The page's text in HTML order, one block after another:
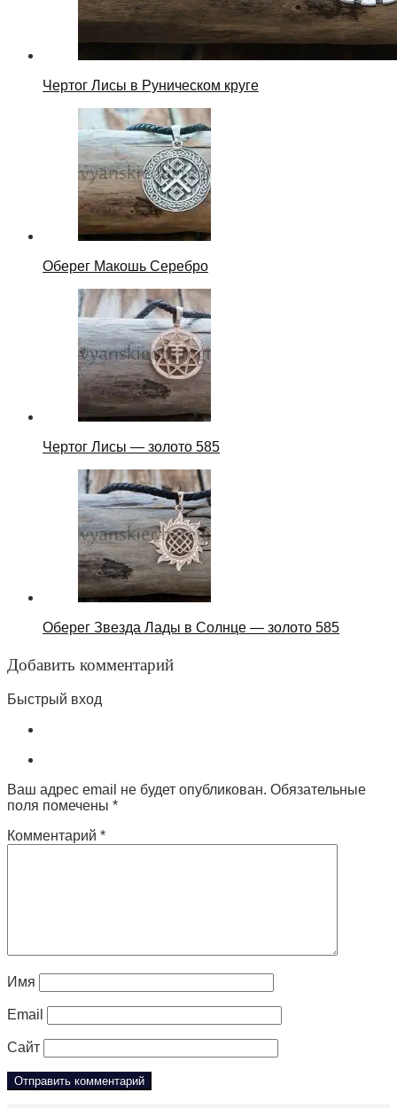
Чертог Лисы в Руническом круге
Оберег Макошь Серебро
Чертог Лисы — золото 585
Оберег Звезда Лады в Солнце — золото 585
Добавить комментарий
Быстрый вход
Ваш адрес email не будет опубликован. Обязательные
поля помечены *
Комментарий *
Имя
Email
Сайт